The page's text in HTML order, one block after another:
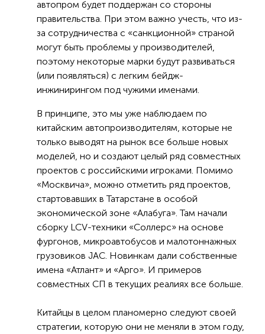
автопром будет поддержан со стороны
правительства. При этом важно учесть, что из-
за сотрудничества с «санкционной» страной
могут быть проблемы у производителей,
поэтому некоторые марки будут развиваться
(или появляться) с легким бейдж-
инжинирингом под чужими именами.
В принципе, это мы уже наблюдаем по
китайским автопроизводителям, которые не
только выводят на рынок все больше новых
моделей, но и создают целый ряд совместных
проектов с российскими игроками. Помимо
«Москвича», можно отметить ряд проектов,
стартовавших в Татарстане в особой
экономической зоне «Алабуга». Там начали
сборку LCV-техники «Соллерс» на основе
фургонов, микроавтобусов и малотоннажных
грузовиков JAC. Новинкам дали собственные
имена «Атлант» и «Арго». И примеров
совместных СП в текущих реалиях все больше.
Китайцы в целом планомерно следуют своей
стратегии, которую они не меняли в этом году,